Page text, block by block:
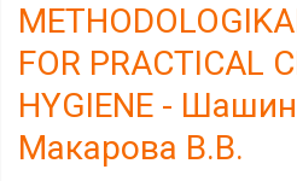
FOR PRACTICAL
HYGIENE -
Макарова В.В.